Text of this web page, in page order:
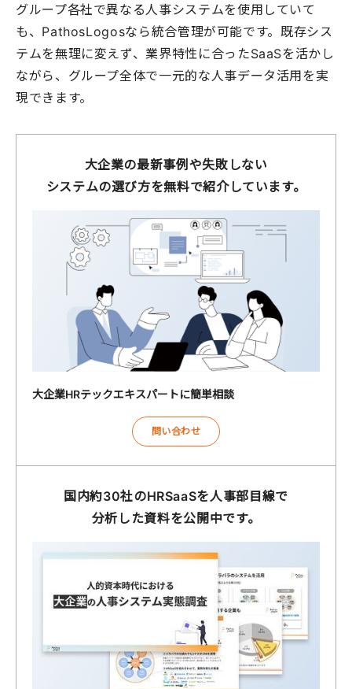
グループ各社で異なる人事システムを使用していて
も、PathosLogosなら統合管理が可能です。既存シス
テムを無理に変えず、業界特性に合ったSaaSを活かし
ながら、グループ全体で一元的な人事データ活用を実
現できます。
大企業の最新事例や失敗しない
システムの選び方を無料で紹介しています。
大企業HRテックエキスパートに簡単相談
問い合わせ
国内約30社のHRSaaSを人事部目線で
分析した資料を公開中です。